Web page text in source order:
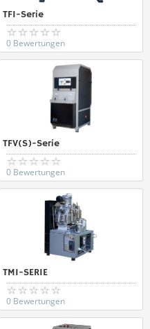
TFI-Serie
0 Bewertungen
TFV(S)-Serie
0 Bewertungen
TMI-SERIE
0 Bewertungen